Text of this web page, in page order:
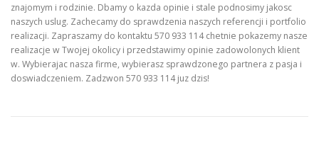
znajomym i rodzinie. Dbamy o kazda opinie i stale podnosimy jakosc
naszych uslug. Zachecamy do sprawdzenia naszych referencji i portfolio
realizacji. Zapraszamy do kontaktu 570 933 114 chetnie pokazemy nasze
realizacje w Twojej okolicy i przedstawimy opinie zadowolonych klient
w. Wybierajac nasza firme, wybierasz sprawdzonego partnera z pasja i
doswiadczeniem. Zadzwon 570 933 114 juz dzis!